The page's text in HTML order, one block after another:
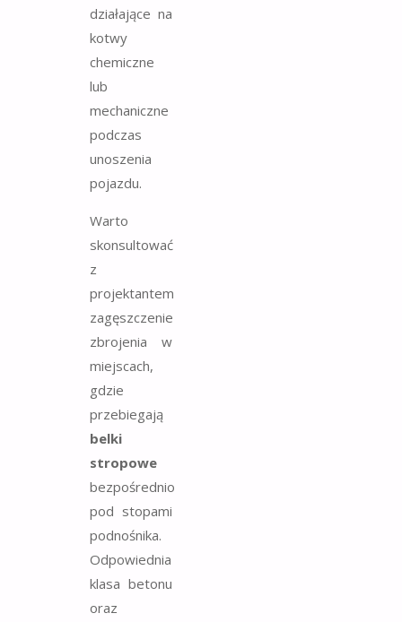
działające na
kotwy
chemiczne
lub
mechaniczne
podczas
unoszenia
pojazdu.
Warto
skonsultować
z
projektantem
zagęszczenie
zbrojenia w
miejscach,
gdzie
przebiegają
belki
stropowe
bezpośrednio
pod stopami
podnośnika.
Odpowiednia
klasa betonu
oraz